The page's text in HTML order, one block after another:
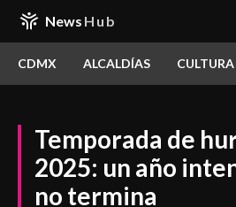
News Hub
CDMX ALCALDÍAS
Temporada de
2025: un año
no termina